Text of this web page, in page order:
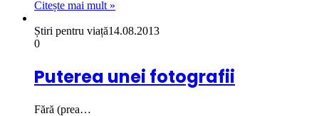
Citește mai mult »
Știri pentru viață14.08.2013
0
Puterea unei fotografii
Fără (prea…